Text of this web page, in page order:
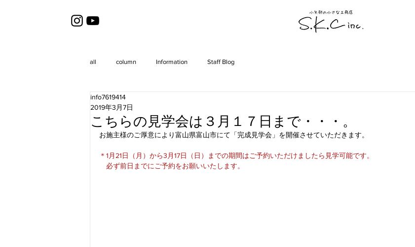
all column Information Staff Blog
こちらの見学会は３月１７日まで・・・。
info7619414
2019年3月7日
お施主様のご厚意により富山県富山市にて「完成見学会」を開催させていただきます。
＊1月21日（月）から3月17日（日）までの期間はご予約いただけましたら見学可能です。
必ず前日までにご予約をお願いいたします。